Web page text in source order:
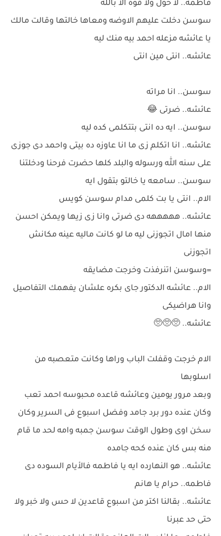
فاطمه.. لا حول ولا قوة الا بالله
سوسن دخلت عليهم الاوضه ومعاها خالتها وقالت مالك
يا عائشه مزعله احمد بيه منك ليه
عائشه.. انتى مين انتى
سوسن.. انا مراته
عائشه.. ضرتى 😂
سوسن.. ايه ده انتى بتتكلمى كده ليه
عائشه.. انا اتكلم زى ما انا عاوزه ده بيتى واحمد دى جوزى
على سنه الله ورسوله والبلد كلها حضرت فرحنا ودخلتنا
سوسن.. سامعه يا خالتو بتقول ايه
الام.. انتى يا بت كلمى مدام سوسن كويس
عائشه.. هههههه دى ضرتى وانا زى زيها ويمكن احسن
منها امال اتجوزنى ليه ما لو كانت ماليه عينه مكانش
اتجوزنى
=وسوسن اتنرفذت وخرجت مضايقه
الام.. عائشه الدكتور جاى بكره علشان يفهمك التفاصيل
وانا هراضيكى
عائشه.. 🥺🥺🥺
الام خرجت وقفلت الباب وراها وكانت متعصبه من
اسلوبها
وبعد مرور يومين وعائشه قاعده محبوسه احمد تعب
وكان عنده دور برد جامد وفضل اسبوع فى السرير وكان
سخن اوى وطول الوقت سوسن جمبه وامه لحد ما قام
منه بس كان عنده كحه جامده
عائشه.. هو النهارده ايه يا فاطمه فالأيام السوده دى
فاطمه.. حرام يا هانم
عائشه.. بقالنا اكتر من اسبوع قاعدين لا حس ولا خبر ولا
حتى حد عبرنا